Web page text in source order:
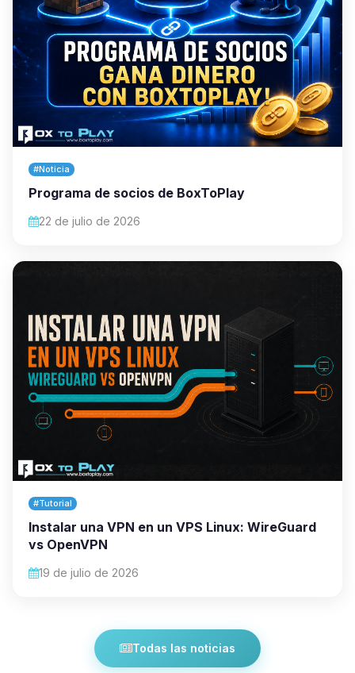
#Noticia
Programa de socios de BoxToPlay
22 de julio de 2026
#Tutorial
Instalar una VPN en un VPS Linux: WireGuard
vs OpenVPN
19 de julio de 2026
Todas las noticias